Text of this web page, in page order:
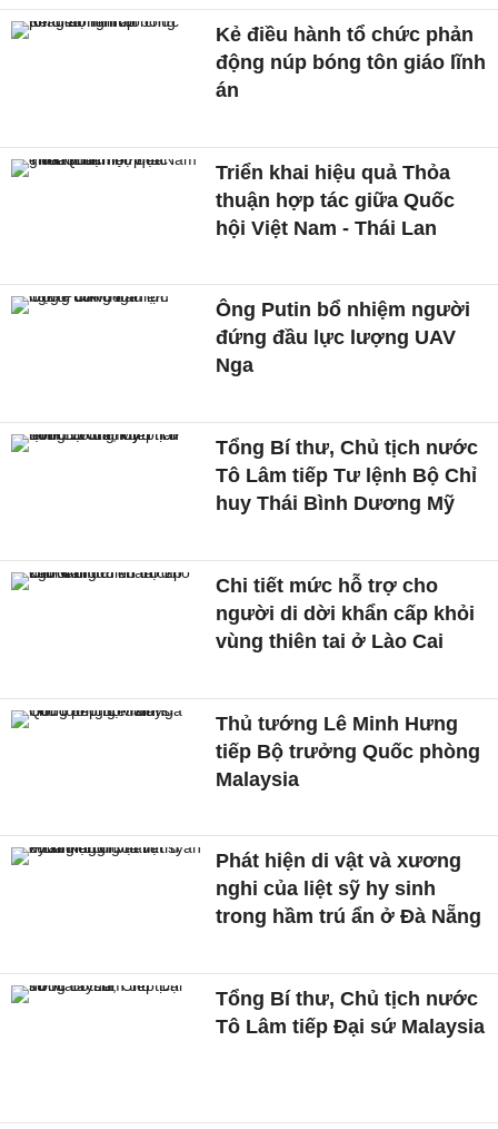
Kẻ điều hành tổ chức phản
động núp bóng tôn giáo lĩnh
án
Triển khai hiệu quả Thỏa
thuận hợp tác giữa Quốc
hội Việt Nam - Thái Lan
Ông Putin bổ nhiệm người
đứng đầu lực lượng UAV
Nga
Tổng Bí thư, Chủ tịch nước
Tô Lâm tiếp Tư lệnh Bộ Chỉ
huy Thái Bình Dương Mỹ
Chi tiết mức hỗ trợ cho
người di dời khẩn cấp khỏi
vùng thiên tai ở Lào Cai
Thủ tướng Lê Minh Hưng
tiếp Bộ trưởng Quốc phòng
Malaysia
Phát hiện di vật và xương
nghi của liệt sỹ hy sinh
trong hầm trú ẩn ở Đà Nẵng
Tổng Bí thư, Chủ tịch nước
Tô Lâm tiếp Đại sứ Malaysia